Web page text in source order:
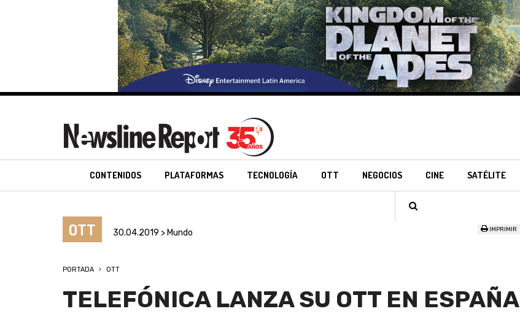
CONTENIDOS PLATAFORMAS TECNOLOGÍA OTT NEGOCIOS CINE SATÉLITE
OTT 30.04.2019 > Mundo IMPRIMIR
PORTADA OTT
TELEFÓNICA LANZA SU OTT EN ESPAÑA